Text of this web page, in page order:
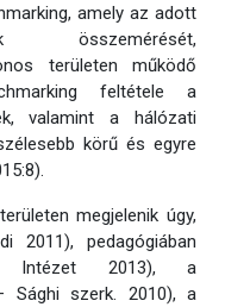
amely az adott
összemérését,
területen működő
feltétele a
valamint a hálózati
körű és egyre
megjelenik úgy,
2011), pedagógiában
Intézet 2013), a
Sághi szerk. 2010), a